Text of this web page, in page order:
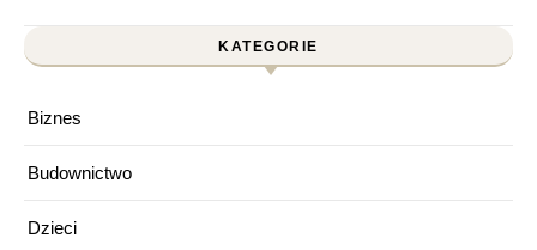
KATEGORIE
Biznes
Budownictwo
Dzieci